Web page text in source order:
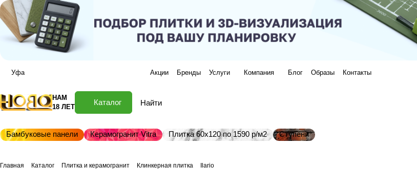
Уфа Акции Бренды Услуги Компания Блог Образы Контакты
НАМ
18 ЛЕТ
Каталог
Бамбуковые панели Керамогранит Vitra Плитка 60х120 по 1590 р/м2 Ступени
Главная Каталог Плитка и керамогранит Клинкерная плитка Ilario